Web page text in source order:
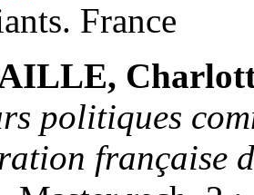
France
politiques
française